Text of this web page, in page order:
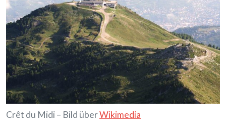
Crêt du Midi – Bild überWikimedia